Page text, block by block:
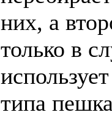
них, а
только в
типа